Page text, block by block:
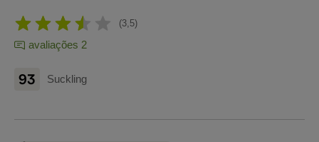
3,5
avaliações 2
93 Suckling